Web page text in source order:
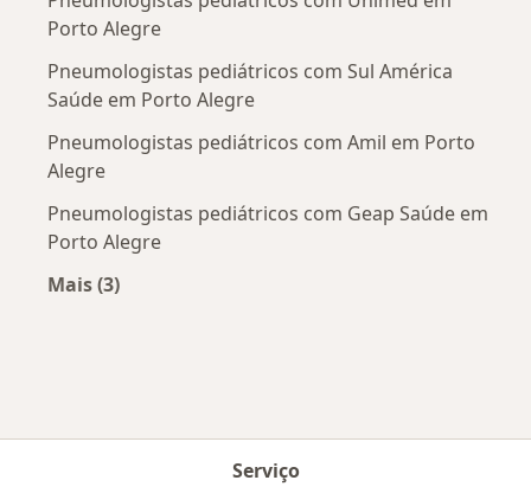
Porto Alegre
Pneumologistas pediátricos com Sul América
Saúde em Porto Alegre
Pneumologistas pediátricos com Amil em Porto
Alegre
Pneumologistas pediátricos com Geap Saúde em
Porto Alegre
Mais (3)
Serviço